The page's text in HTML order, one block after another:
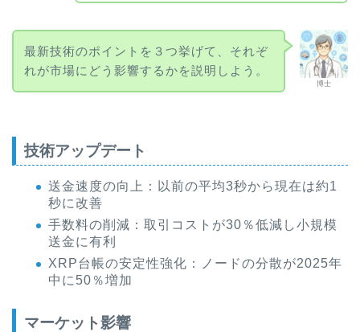
博士
最新技術のポイントを３つ挙げて、それぞ
れが市場にどう影響するかを説明しよう。
技術アップデート
送金速度の向上：以前の平均3秒から現在は約1
秒に改善
手数料の削減：取引コストが30％低減し小規模
送金に有利
XRP台帳の安定性強化：ノードの分散が2025年
中に50％増加
マーケット影響